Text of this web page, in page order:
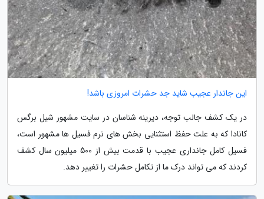
این جاندار عجیب شاید جد حشرات امروزی باشد!
در یک کشف جالب توجه، دیرینه شناسان در سایت مشهور شیل برگس
کانادا که به علت حفظ استثنایی بخش های نرم فسیل ها مشهور است،
فسیل کامل جانداری عجیب با قدمت بیش از 500 میلیون سال کشف
کردند که می تواند درک ما از تکامل حشرات را تغییر دهد.